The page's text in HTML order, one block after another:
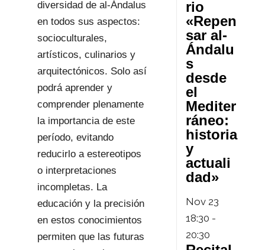
diversidad de al-Ándalus
en todos sus aspectos:
socioculturales,
artísticos, culinarios y
arquitectónicos. Solo así
podrá aprender y
comprender plenamente
la importancia de este
período, evitando
reducirlo a estereotipos
o interpretaciones
incompletas. La
educación y la precisión
en estos conocimientos
permiten que las futuras
rio
«Repen
sar al-
Ándalu
s
desde
el
Mediter
ráneo:
historia
y
actuali
dad»
Nov 23
18:30 -
20:30